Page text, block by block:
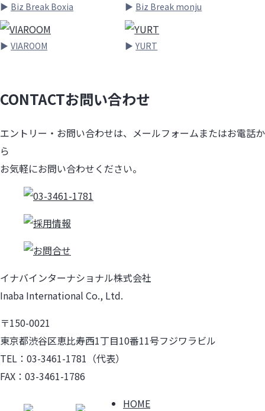
Biz Break Boxia Biz Break monju
VIAROOM YURT
CONTACTお問い合わせ
エントリー・お問い合わせは、メールフォームまたはお電話か
ら
お気軽にお問い合わせください。
イナバインターナショナル株式会社
Inaba International Co., Ltd.
〒150-0021
東京都渋谷区恵比寿西1丁目10番11号フジワラビル
TEL：03-3461-1781（代表）
FAX：03-3461-1786
HOME